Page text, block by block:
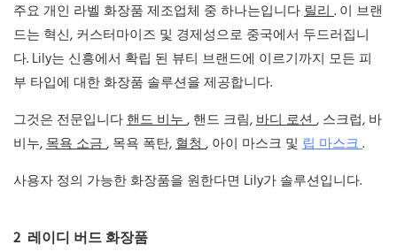
주요 개인 라벨 화장품 제조업체 중 하나는입니다릴리. 이 브랜
드는 혁신, 커스터마이즈 및 경제성으로 중국에서 두드러집니
다. Lily는 신흥에서 확립 된 뷰티 브랜드에 이르기까지 모든 피
부 타입에 대한 화장품 솔루션을 제공합니다.
그것은 전문입니다핸드 비누, 핸드 크림,바디 로션, 스크럽, 바
비누,목욕 소금, 목욕 폭탄,혈청, 아이 마스크 및 립 마스크.
사용자 정의 가능한 화장품을 원한다면 Lily가 솔루션입니다.
2 레이디 버드 화장품